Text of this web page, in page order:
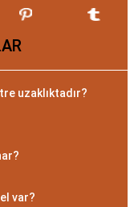
21 Kasım
Bu
gizemli ve derin
temel
ve tutku
için
zamanda,
uzaklıktadır?
var?